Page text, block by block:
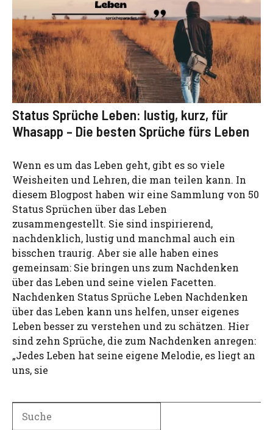
Status Sprüche Leben: lustig, kurz, für
Whasapp – Die besten Sprüche fürs Leben
Wenn es um das Leben geht, gibt es so viele
Weisheiten und Lehren, die man teilen kann. In
diesem Blogpost haben wir eine Sammlung von 50
Status Sprüchen über das Leben
zusammengestellt. Sie sind inspirierend,
nachdenklich, lustig und manchmal auch ein
bisschen traurig. Aber sie alle haben eines
gemeinsam: Sie bringen uns zum Nachdenken
über das Leben und seine vielen Facetten.
Nachdenken Status Sprüche Leben Nachdenken
über das Leben kann uns helfen, unser eigenes
Leben besser zu verstehen und zu schätzen. Hier
sind zehn Sprüche, die zum Nachdenken anregen:
„Jedes Leben hat seine eigene Melodie, es liegt an
uns, sie